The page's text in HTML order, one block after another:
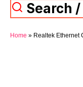
Search
Home » Realtek Ethernet